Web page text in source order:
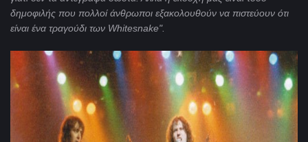
δημοφιλής που πολλοί άνθρωποι εξακολουθούν να πιστεύουν ότι
είναι ένα τραγούδι των Whitesnake".